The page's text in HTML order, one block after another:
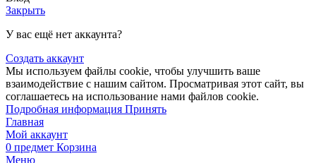
Закрыть
У вас ещё нет аккаунта?
Создать аккаунт
Мы используем файлы cookie, чтобы улучшить ваше
взаимодействие с нашим сайтом. Просматривая этот сайт, вы
соглашаетесь на использование нами файлов cookie.
Подробная информация Подробная
Принять
Главная
Мой аккаунт
0 предмет Корзина
Меню